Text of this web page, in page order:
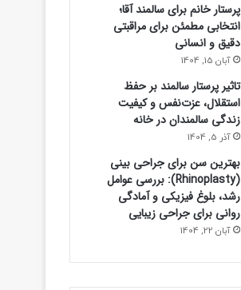
پرستار خانم برای سالمند آقا؛
انتخابی مطمئن برای مراقبتی
دقیق و انسانی
آبان 15, 1404
تاثیر پرستار سالمند بر حفظ
استقلال، عزت‌نفس و کیفیت
زندگی سالمندان در خانه
آذر 5, 1404
بهترین سن برای جراحی بینی
(Rhinoplasty): بررسی عوامل
رشد، بلوغ فیزیکی و آمادگی
روانی برای جراحی زیبایی
آبان 22, 1404